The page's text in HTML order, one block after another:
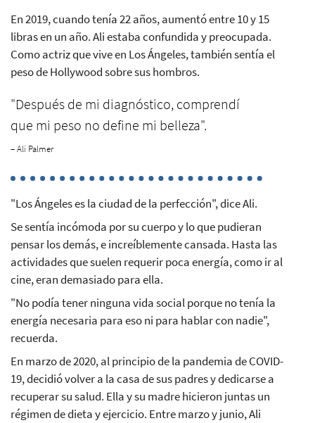
En 2019, cuando tenía 22 años, aumentó entre 10 y 15
libras en un año. Ali estaba confundida y preocupada.
Como actriz que vive en Los Ángeles, también sentía el
peso de Hollywood sobre sus hombros.
"Después de mi diagnóstico, comprendí
que mi peso no define mi belleza".
– Ali Palmer
"Los Ángeles es la ciudad de la perfección", dice Ali.
Se sentía incómoda por su cuerpo y lo que pudieran
pensar los demás, e increíblemente cansada. Hasta las
actividades que suelen requerir poca energía, como ir al
cine, eran demasiado para ella.
"No podía tener ninguna vida social porque no tenía la
energía necesaria para eso ni para hablar con nadie",
recuerda.
En marzo de 2020, al principio de la pandemia de COVID-
19, decidió volver a la casa de sus padres y dedicarse a
recuperar su salud. Ella y su madre hicieron juntas un
régimen de dieta y ejercicio. Entre marzo y junio, Ali